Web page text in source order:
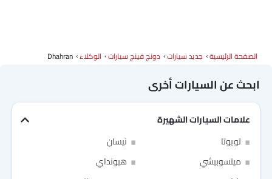
الصفحة الرئيسية جديد سيارات دونج فينج سيارات الوكلاء Dhahran
ابحث عن السيارات أخرى
علامات السيارات الشهيرة
تويوتا
نيسان
ميتسوبيشي
هيونداي
Link Your Google Account
Link Your Facebook Account